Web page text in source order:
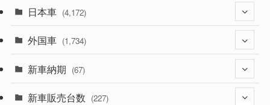
日本車 (4,172)
(1,321)
(329)
外国車 (1,734)
新車納期 (67)
(28)
新車販売台数 (227)